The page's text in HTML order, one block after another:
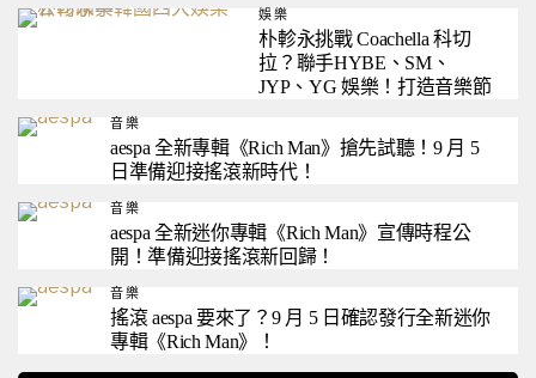
娛樂
朴軫永挑戰 Coachella 科切
拉？聯手HYBE、SM、
JYP、YG 娛樂！打造音樂節
音樂
aespa 全新專輯《Rich Man》搶先試聽！9 月 5
日準備迎接搖滾新時代！
音樂
aespa 全新迷你專輯《Rich Man》宣傳時程公
開！準備迎接搖滾新回歸！
音樂
搖滾 aespa 要來了？9 月 5 日確認發行全新迷你
專輯《Rich Man》！